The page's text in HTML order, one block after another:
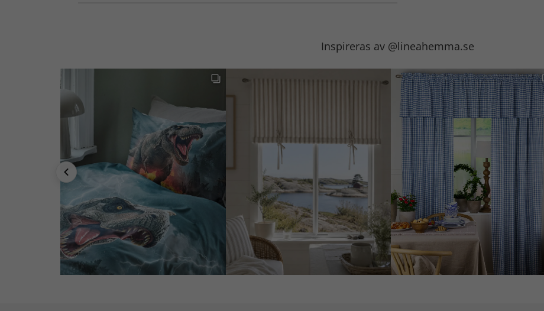
Inspireras av @lineahemma.se